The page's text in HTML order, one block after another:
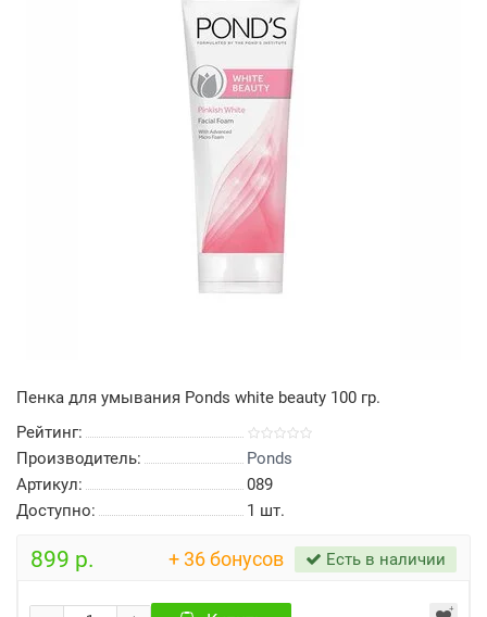
Пенка для умывания Ponds white beauty 100 гр.
Рейтинг:
Производитель:
Ponds
Артикул:
089
Доступно:
1 шт.
899 р. + 36 бонусов Есть в наличии